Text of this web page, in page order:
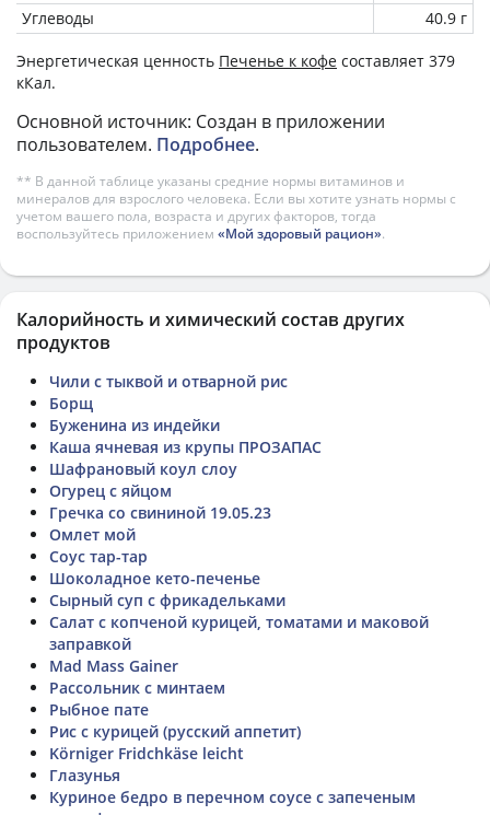
Углеводы
40.9 г
Энергетическая ценность Печенье к кофе составляет 379
кКал.
Основной источник: Создан в приложении
пользователем. Подробнее.
** В данной таблице указаны средние нормы витаминов и
минералов для взрослого человека. Если вы хотите узнать нормы с
учетом вашего пола, возраста и других факторов, тогда
воспользуйтесь приложением «Мой здоровый рацион».
Калорийность и химический состав других
продуктов
Чили с тыквой и отварной рис
Борщ
Буженина из индейки
Каша ячневая из крупы ПРОЗАПАС
Шафрановый коул слоу
Огурец с яйцом
Гречка со свининой 19.05.23
Омлет мой
Соус тар-тар
Шоколадное кето-печенье
Сырный суп с фрикадельками
Салат с копченой курицей, томатами и маковой
заправкой
Mad Mass Gainer
Рассольник с минтаем
Рыбное пате
Рис с курицей (русский аппетит)
Körniger Fridchkäse leicht
Глазунья
Куриное бедро в перечном соусе с запеченым